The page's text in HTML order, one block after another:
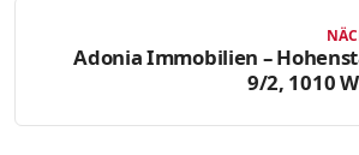
Adonia Immobilien –
9/2, 1010